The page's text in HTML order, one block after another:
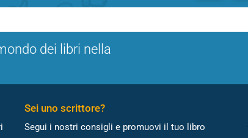
dei libri nella
Sei uno scrittore?
Segui i nostri consigli e promuovi il tuo libro